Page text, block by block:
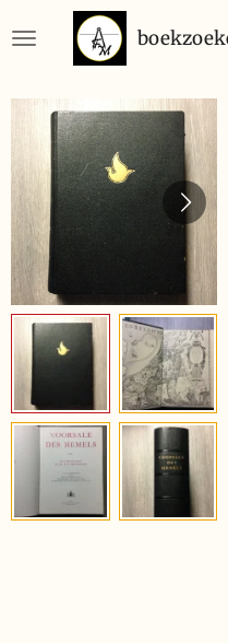
direct
de
hoofdinhoud